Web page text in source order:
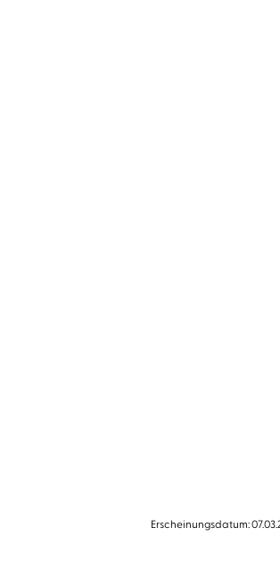
Erscheinungsdatum: